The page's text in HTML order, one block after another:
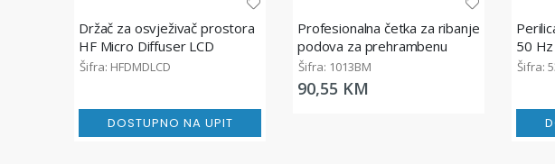
Držač za osvježivač prostora
HF Micro Diffuser LCD
Šifra: HFDMDLCD
DOSTUPNO NA UPIT
Profesionalna četka za ribanje
podova za prehrambenu
industriju, srednje tvrda,
plava, 60 cm
Šifra: 1013BM
90,55 KM
50
Šifra: